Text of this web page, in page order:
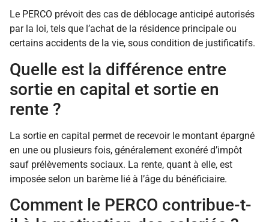
Le PERCO prévoit des cas de déblocage anticipé autorisés
par la loi, tels que l’achat de la résidence principale ou
certains accidents de la vie, sous condition de justificatifs.
Quelle est la différence entre
sortie en capital et sortie en
rente ?
La sortie en capital permet de recevoir le montant épargné
en une ou plusieurs fois, généralement exonéré d’impôt
sauf prélèvements sociaux. La rente, quant à elle, est
imposée selon un barème lié à l’âge du bénéficiaire.
Comment le PERCO contribue-t-